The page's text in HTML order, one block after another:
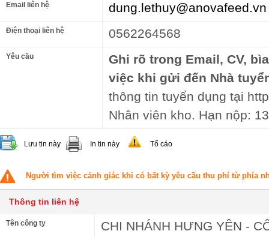
Email liên hệ dung.lethuy@anovafeed.vn
Điện thoại liên hệ 0562264568
Yêu cầu
Ghi rõ trong Email, CV,
việc khi gửi đến Nhà
thông tin tuyển dụng tại
Nhân viên kho. Hạn nộp:
Lưu tin này In tin này Tố cáo
Người tìm việc cảnh giác khi có bất kỳ yêu cầu thu phí từ phía
Thông tin liên hệ
Tên công ty
CHI NHÁNH HƯNG YÊN -